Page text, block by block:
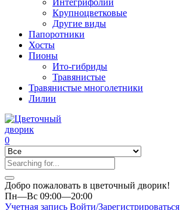
Интегрифолии
Крупноцветковые
Другие виды
Папоротники
Хосты
Пионы
Ито-гибриды
Травянистые
Травянистые многолетники
Лилии
0
Добро пожаловать в цветочный дворик!
Пн—Вс 09:00—20:00
Учетная запись Войти/Зарегистрироваться